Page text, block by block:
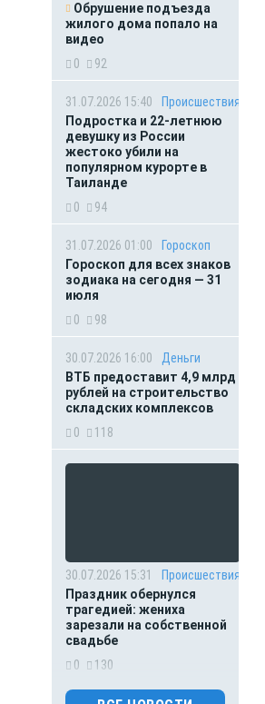
Обрушение подъезда
жилого дома попало на
видео
0
92
31.07.2026 15:40
Происшествия
Подростка и 22-летнюю
девушку из России
жестоко убили на
популярном курорте в
Таиланде
0
94
31.07.2026 01:00
Гороскоп
Гороскоп для всех знаков
зодиака на сегодня — 31
июля
0
98
30.07.2026 16:00
Деньги
ВТБ предоставит 4,9 млрд
рублей на строительство
складских комплексов
0
118
30.07.2026 15:31
Происшествия
Праздник обернулся
трагедией: жениха
зарезали на собственной
свадьбе
0
130